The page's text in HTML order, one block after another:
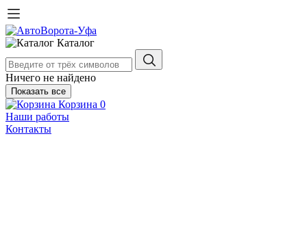
Каталог
Ничего не найдено
Показать все
Корзина 0
Наши работы
Контакты